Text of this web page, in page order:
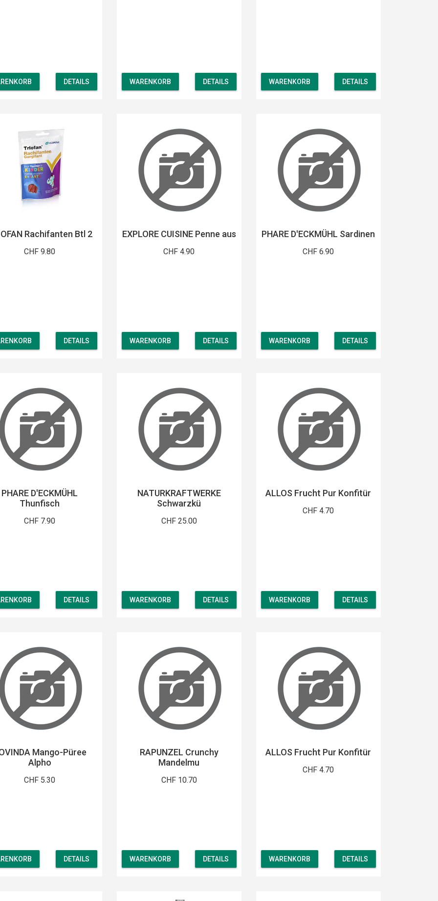
DETAILS WARENKORB DETAILS WARENKORB DETAILS
Rachifanten Btl 2
CHF 9.80
DETAILS
EXPLORE CUISINE Penne aus
CHF 4.90
WARENKORB DETAILS
PHARE D'ECKMÜHL Sardinen
CHF 6.90
WARENKORB DETAILS
PHARE D'ECKMÜHL
Thunfisch
CHF 7.90
DETAILS
NATURKRAFTWERKE
Schwarzkü
CHF 25.00
WARENKORB DETAILS
ALLOS Frucht Pur Konfitür
CHF 4.70
WARENKORB DETAILS
Mango-Püree
Alpho
CHF 5.30
DETAILS
RAPUNZEL Crunchy
Mandelmu
CHF 10.70
WARENKORB DETAILS
ALLOS Frucht Pur Konfitür
CHF 4.70
WARENKORB DETAILS